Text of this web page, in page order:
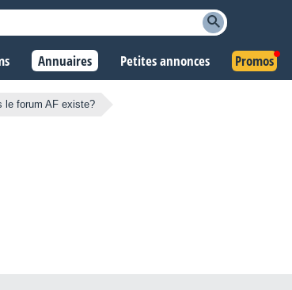
Annuaires Petites annonces Promos
le forum AF existe?